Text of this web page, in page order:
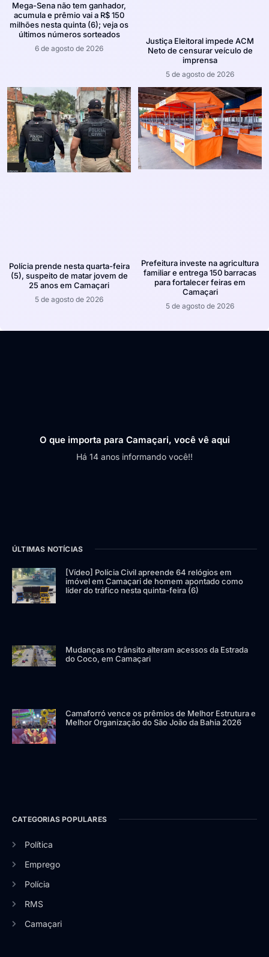
Mega-Sena não tem ganhador,
acumula e prêmio vai a R$ 150
milhões nesta quinta (6); veja os
últimos números sorteados
6 de agosto de 2026
Justiça Eleitoral impede ACM
Neto de censurar veículo de
imprensa
5 de agosto de 2026
Polícia prende nesta quarta-feira
(5), suspeito de matar jovem de
25 anos em Camaçari
5 de agosto de 2026
Prefeitura investe na agricultura
familiar e entrega 150 barracas
para fortalecer feiras em
Camaçari
5 de agosto de 2026
O que importa para Camaçari, você vê aqui
Há 14 anos informando você!!
ÚLTIMAS NOTÍCIAS
[Vídeo] Polícia Civil apreende 64 relógios em
imóvel em Camaçari de homem apontado como
líder do tráfico nesta quinta-feira (6)
Mudanças no trânsito alteram acessos da Estrada
do Coco, em Camaçari
Camaforró vence os prêmios de Melhor Estrutura e
Melhor Organização do São João da Bahia 2026
CATEGORIAS POPULARES
Política
Emprego
Polícia
RMS
Camaçari